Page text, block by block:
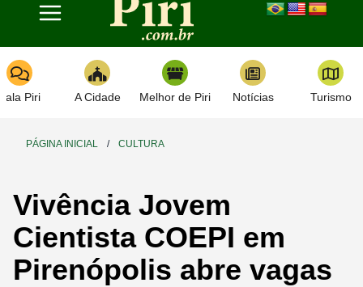
Toggle navigation
Piri A Cidade Melhor de Piri Notícias Turismo
PÁGINA INICIAL / CULTURA
Vivência Jovem
Cientista COEPI em
Pirenópolis abre vagas